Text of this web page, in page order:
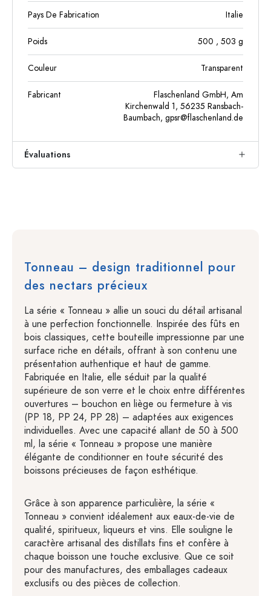
Pays De Fabrication Italie
Poids 500 , 503 g
Couleur Transparent
Fabricant
Flaschenland GmbH, Am
Kirchenwald 1, 56235 Ransbach-
Baumbach, gpsr@flaschenland.de
Évaluations
Tonneau – design traditionnel pour
des nectars précieux
La série « Tonneau » allie un souci du détail artisanal
à une perfection fonctionnelle. Inspirée des fûts en
bois classiques, cette bouteille impressionne par une
surface riche en détails, offrant à son contenu une
présentation authentique et haut de gamme.
Fabriquée en Italie, elle séduit par la qualité
supérieure de son verre et le choix entre différentes
ouvertures – bouchon en liège ou fermeture à vis
(PP 18, PP 24, PP 28) – adaptées aux exigences
individuelles. Avec une capacité allant de 50 à 500
ml, la série « Tonneau » propose une manière
élégante de conditionner en toute sécurité des
boissons précieuses de façon esthétique.
Grâce à son apparence particulière, la série «
Tonneau » convient idéalement aux eaux-de-vie de
qualité, spiritueux, liqueurs et vins. Elle souligne le
caractère artisanal des distillats fins et confère à
chaque boisson une touche exclusive. Que ce soit
pour des manufactures, des emballages cadeaux
exclusifs ou des pièces de collection.